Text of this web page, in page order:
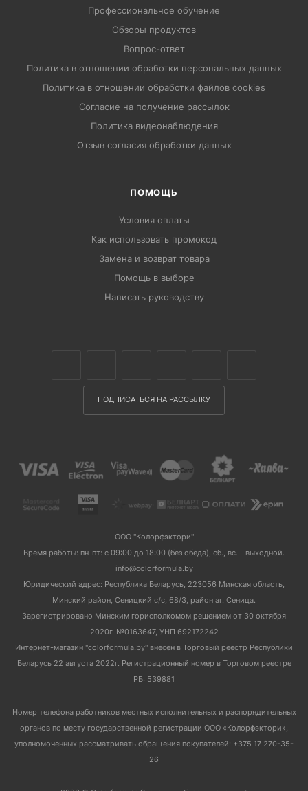
Профессиональное обучение
Обзоры продуктов
Вопрос-ответ
Политика в отношении обработки персональных данных
Политика в отношении обработки файлов cookies
Согласие на получение рассылок
Политика видеонаблюдения
Отзыв согласия обработки данных
ПОМОЩЬ
Условия оплаты
Как использовать промокод
Замена и возврат товара
Помощь в выборе
Написать руководству
ПОДПИСАТЬСЯ НА РАССЫЛКУ
ООО "Колорфэктори"
Время работы: пн-пт: с 09:00 до 18:00 (без обеда), сб., вс. - выходной.
info@colorformula.by
Юридический адрес: Республика Беларусь, 223056 Минская область,
Минский район, Сеницкий с/с, 68/3, район аг. Сеница.
Зарегистрировано Минским горисполкомом решением от 30 октября
2020г. №0163647, УНП 692172242
Интернет-магазин "colorformula.by" внесен в Торговый реестр Республики
Беларусь 22 августа 2022г. Регистрационный номер в Торговом реестре
РБ: 539881
Номер телефона работников местных исполнительных и распорядительных
органов по месту государственной регистрации ООО «Колорфэктори»,
уполномоченных рассматривать обращения покупателей: +375 17 270-35-
26